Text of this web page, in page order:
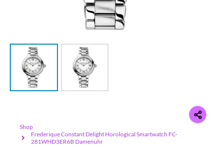
Shop
Frederique Constant Delight Horological Smartwatch FC-
281WHD3ER6B Damenuhr